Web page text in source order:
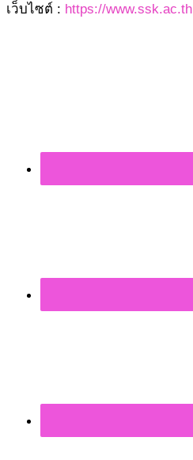
เว็บไซต์ : https://www.ssk.ac.th